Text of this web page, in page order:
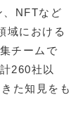
、NFTなど
域における
チームで
260社以
た知見をも